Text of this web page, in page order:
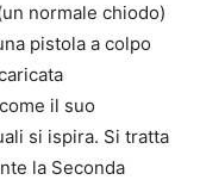
normale chiodo)
pistola a colpo
il suo
si ispira. Si tratta
la Seconda